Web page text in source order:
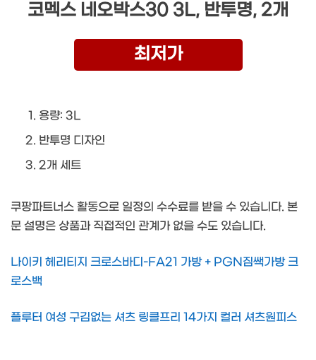
코멕스 네오박스30 3L, 반투명, 2개
최저가
용량: 3L
반투명 디자인
2개 세트
쿠팡파트너스 활동으로 일정의 수수료를 받을 수 있습니다. 본
문 설명은 상품과 직접적인 관계가 없을 수도 있습니다.
나이키 헤리티지 크로스바디-FA21 가방 + PGN짐쌕가방 크
로스백
플루터 여성 구김없는 셔츠 링클프리 14가지 컬러 셔츠원피스